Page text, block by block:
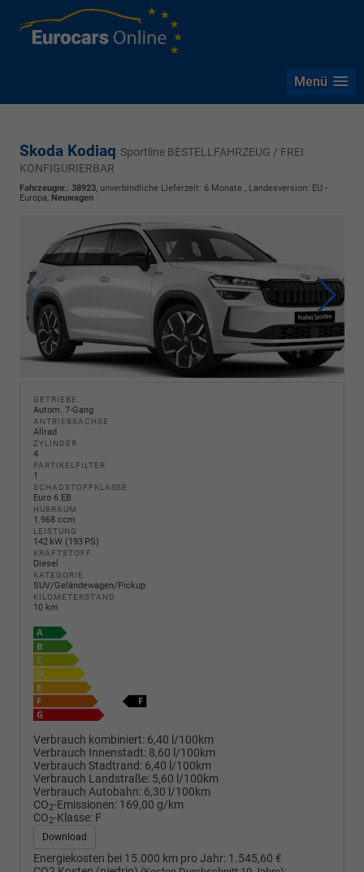
Menü
Skoda Kodiaq Sportline BESTELLFAHRZEUG / FREI
KONFIGURIERBAR
Fahrzeugnr.: 38923, unverbindliche Lieferzeit: 6 Monate , Landesversion: EU -
Europa, Neuwagen
GETRIEBE
Autom. 7-Gang
ANTRIEBSACHSE
Allrad
ZYLINDER
4
PARTIKELFILTER
1
SCHADSTOFFKLASSE
Euro 6 EB
HUBRAUM
1.968 ccm
LEISTUNG
142 kW (193 PS)
KRAFTSTOFF
Diesel
KATEGORIE
SUV/Geländewagen/Pickup
KILOMETERSTAND
10 km
Verbrauch kombiniert: 6,40 l/100km
Verbrauch Innenstadt: 8,60 l/100km
Verbrauch Stadtrand: 6,40 l/100km
Verbrauch Landstraße: 5,60 l/100km
Verbrauch Autobahn: 6,30 l/100km
CO2-Emissionen: 169,00 g/km
CO2-Klasse: F
Download
Energiekosten bei 15.000 km pro Jahr: 1.545,60 €